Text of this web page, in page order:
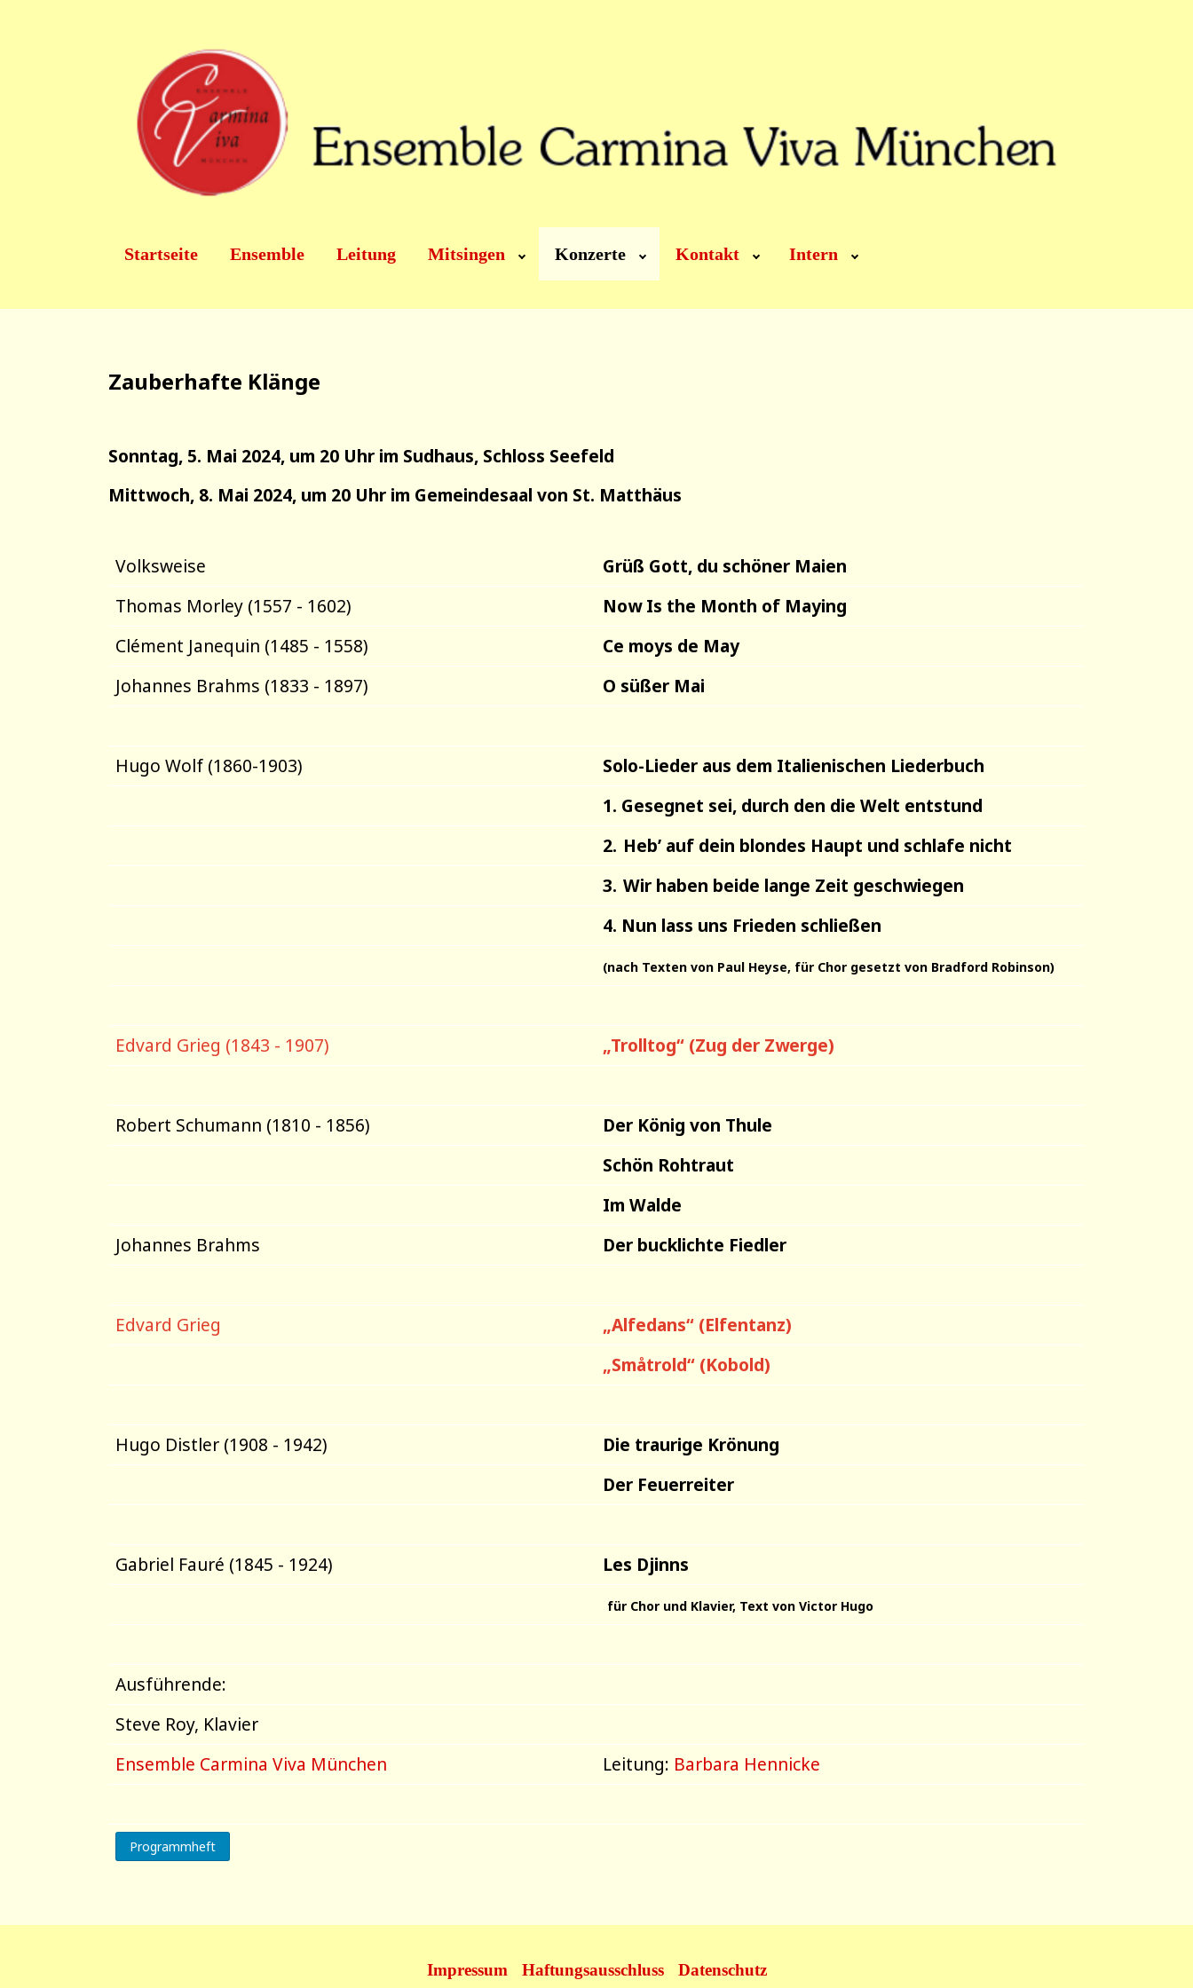
Startseite Ensemble Leitung Mitsingen Konzerte Kontakt Intern
Zauberhafte Klänge
Sonntag, 5. Mai 2024, um 20 Uhr im Sudhaus, Schloss Seefeld
Mittwoch, 8. Mai 2024, um 20 Uhr im Gemeindesaal von St. Matthäus
Volksweise
Grüß Gott, du schöner Maien
Thomas Morley (1557 - 1602)
Now Is the Month of Maying
Clément Janequin (1485 - 1558)
Ce moys de May
Johannes Brahms (1833 - 1897)
O süßer Mai
Hugo Wolf (1860-1903)
Solo-Lieder aus dem Italienischen Liederbuch
1. Gesegnet sei, durch den die Welt entstund
2. Heb’ auf dein blondes Haupt und schlafe nicht
3. Wir haben beide lange Zeit geschwiegen
4. Nun lass uns Frieden schließen
(nach Texten von Paul Heyse, für Chor gesetzt von Bradford Robinson)
Edvard Grieg (1843 - 1907) „Trolltog“ (Zug der Zwerge)
Robert Schumann (1810 - 1856)
Der König von Thule
Schön Rohtraut
Im Walde
Johannes Brahms
Der bucklichte Fiedler
Edvard Grieg
„Alfedans“ (Elfentanz)
„Småtrold“ (Kobold)
Hugo Distler (1908 - 1942)
Die traurige Krönung
Der Feuerreiter
Gabriel Fauré (1845 - 1924) Les Djinns
für Chor und Klavier, Text von Victor Hugo
Ausführende:
Steve Roy, Klavier
Ensemble Carmina Viva München
Leitung: Barbara Hennicke
Programmheft
Impressum Haftungsausschluss Datenschutz